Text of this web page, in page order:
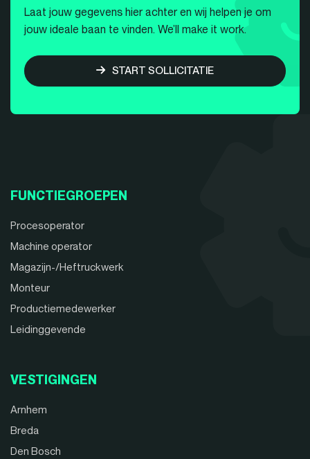
Laat jouw gegevens hier achter en wij helpen je om
jouw ideale baan te vinden. We’ll make it work.
START SOLLICITATIE
FUNCTIEGROEPEN
Procesoperator
Machine operator
Magazijn-/Heftruckwerk
Monteur
Productiemedewerker
Leidinggevende
VESTIGINGEN
Arnhem
Breda
Den Bosch